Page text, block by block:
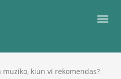
目
kiun vi rekomendas?